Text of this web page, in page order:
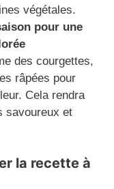
végétales.
pour une
des courgettes,
râpées pour
Cela rendra
savoureux et
la recette à